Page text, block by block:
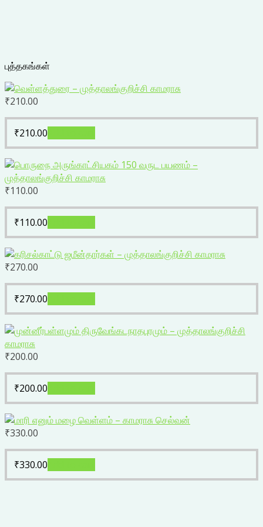
புத்தகங்கள்
₹210.00
₹210.00
₹110.00
₹110.00
₹270.00
₹270.00
₹200.00
₹200.00
₹330.00
₹330.00